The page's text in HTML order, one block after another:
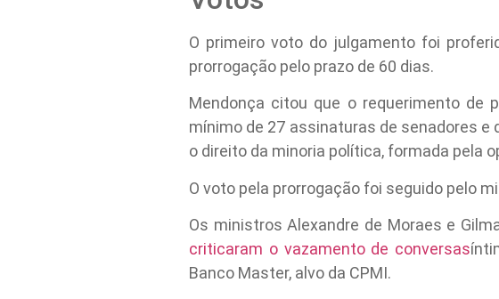
O primeiro voto do julgamento foi
prorrogação pelo prazo de 60 dias.
Mendonça citou que o requerimento de
mínimo de 27 assinaturas de senadores e
o direito da minoria política, formada pela
O voto pela prorrogação foi seguido pelo
Os ministros Alexandre de Moraes e
criticaram o vazamento de conversas
Banco Master, alvo da CPMI.